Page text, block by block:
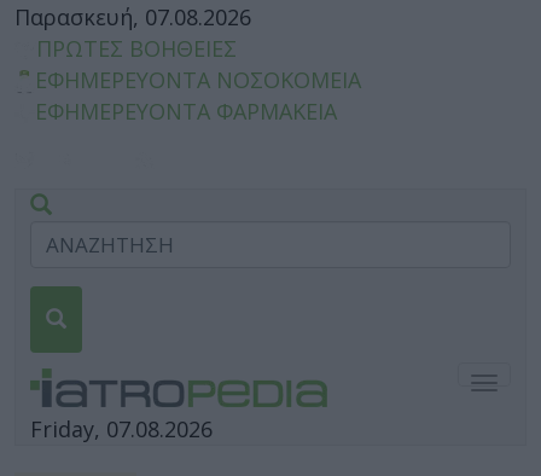
Παρασκευή, 07.08.2026
ΠΡΩΤΕΣ ΒΟΗΘΕΙΕΣ
ΕΦΗΜΕΡΕΥΟΝΤΑ ΝΟΣΟΚΟΜΕΙΑ
ΕΦΗΜΕΡΕΥΟΝΤΑ ΦΑΡΜΑΚΕΙΑ
Friday, 07.08.2026